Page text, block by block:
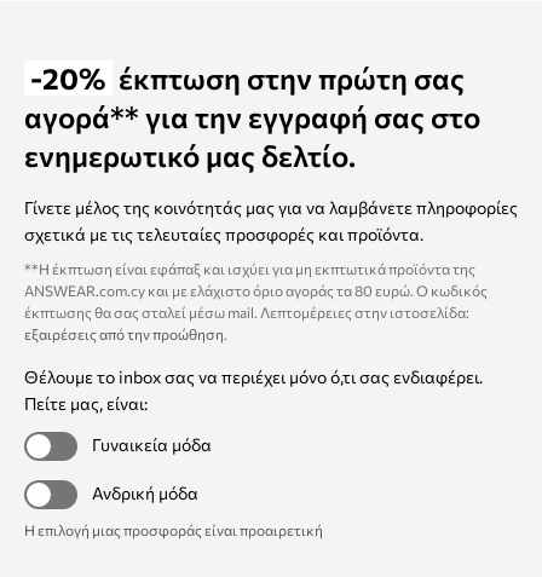
-20% έκπτωση στην πρώτη σας
αγορά** για την εγγραφή σας στο
ενημερωτικό μας δελτίο.
Γίνετε μέλος της κοινότητάς μας για να λαμβάνετε πληροφορίες
σχετικά με τις τελευταίες προσφορές και προϊόντα.
**Η έκπτωση είναι εφάπαξ και ισχύει για μη εκπτωτικά προϊόντα της
ANSWEAR.com.cy και με ελάχιστο όριο αγοράς τα 80 ευρώ. Ο κωδικός
έκπτωσης θα σας σταλεί μέσω mail. Λεπτομέρειες στην ιστοσελίδα:
εξαιρέσεις από την προώθηση
Θέλουμε το inbox σας να περιέχει μόνο ό,τι σας ενδιαφέρει.
Πείτε μας, είναι:
Γυναικεία μόδα
Ανδρική μόδα
Η επιλογή μιας προσφοράς είναι προαιρετική